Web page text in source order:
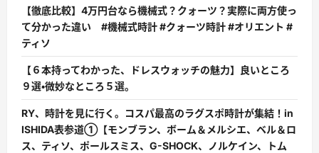
【徹底比較】4万円台なら機械式？クォーツ？実際に両方使っ
て分かった違い #機械式時計 #クォーツ時計 #オリエント #
ティソ
【６本持ってわかった、ドレスウォッチの魅力】良いところ
９選・微妙なところ５選。
RY、時計を見に行く。コスパ最高のラグスポ時計が集結！in
ISHIDA表参道①【モンブラン、ボーム＆メルシエ、ベル＆ロ
ス、ティソ、ポールスミス、G-SHOCK、ノルケイン、トム